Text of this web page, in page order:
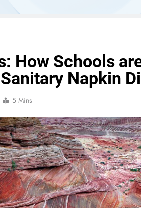
How Schools
Napkin
5 Mins